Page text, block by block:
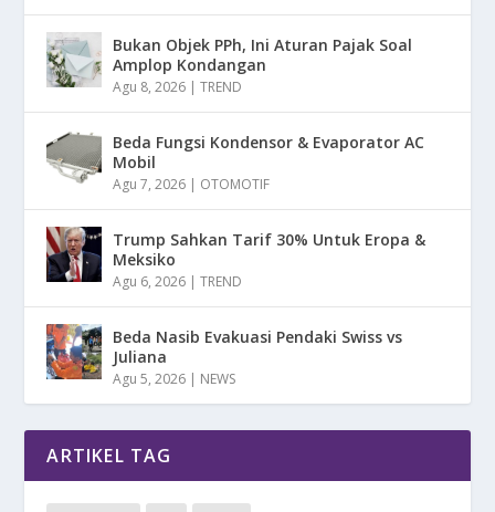
Bukan Objek PPh, Ini Aturan Pajak Soal
Amplop Kondangan
Agu 8, 2026 |TREND
Beda Fungsi Kondensor & Evaporator AC
Mobil
Agu 7, 2026 | OTOMOTIF
Trump Sahkan Tarif 30% Untuk Eropa &
Meksiko
Agu 6, 2026 |TREND
Beda Nasib Evakuasi Pendaki Swiss vs
Juliana
Agu 5, 2026 | NEWS
ARTIKEL TAG